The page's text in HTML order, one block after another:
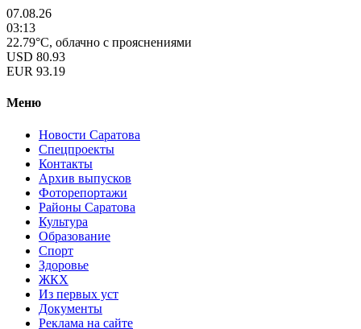
07.08.26
03:13
22.79°C, облачно с прояснениями
USD 80.93
EUR 93.19
Меню
Новости Саратова
Спецпроекты
Контакты
Архив выпусков
Фоторепортажи
Районы Саратова
Культура
Образование
Спорт
Здоровье
ЖКХ
Из пеpвых уст
Документы
Реклама на сайте